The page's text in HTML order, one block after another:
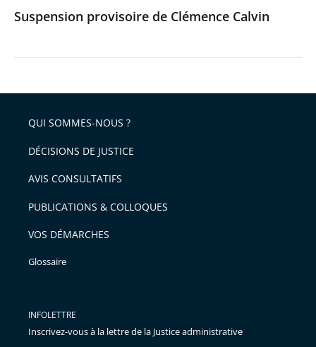
Suspension provisoire de Clémence Calvin
QUI SOMMES-NOUS ?
DÉCISIONS DE JUSTICE
AVIS CONSULTATIFS
PUBLICATIONS & COLLOQUES
VOS DÉMARCHES
Glossaire
INFOLETTRE
Inscrivez-vous à la lettre de la Justice administrative